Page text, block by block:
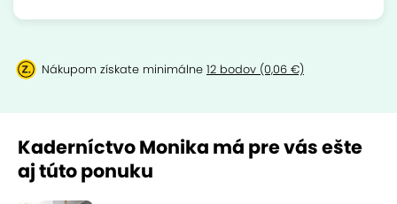
Nákupom získate minimálne 12 bodov (0,06 €)
Kaderníctvo Monika má pre vás ešte
aj túto ponuku